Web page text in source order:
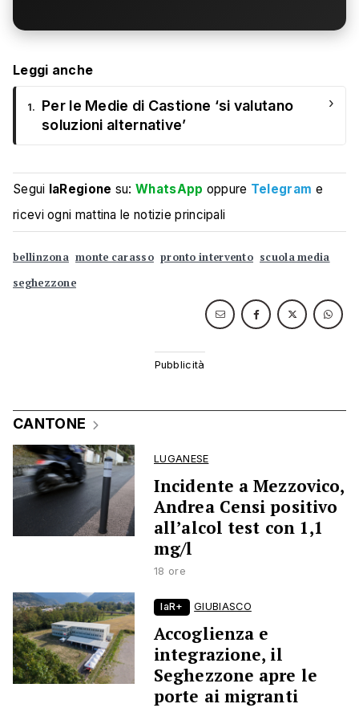
Leggi anche
1.
Per le Medie di Castione ‘si valutano
soluzioni alternative’
›
Segui laRegione su:WhatsApp oppure Telegram e
ricevi ogni mattina le notizie principali
bellinzona monte carasso pronto intervento scuola media
seghezzone
CANTONE
LUGANESE
Incidente a Mezzovico,
Andrea Censi positivo
all’alcol test con 1,1
mg/l
18 ore
laR+ GIUBIASCO
Accoglienza e
integrazione, il
Seghezzone apre le
porte ai migranti